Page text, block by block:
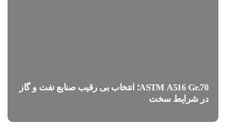
ASTM A516 Gr.70؛ انتخاب بی رقیب صنایع نفت و گاز
در شرایط سخت